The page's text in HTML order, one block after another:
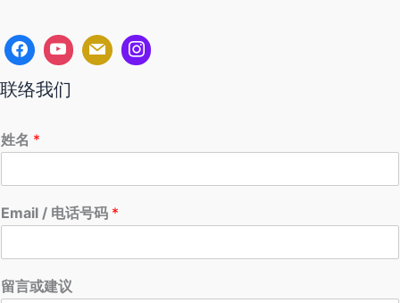
联络我们
姓名 *
Email / 电话号码 *
留言或建议